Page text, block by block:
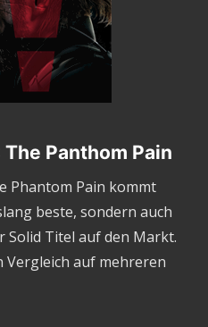
Panthom Pain
Phantom Pain kommt
beste, sondern auch
Solid Titel auf den Markt.
auf mehreren